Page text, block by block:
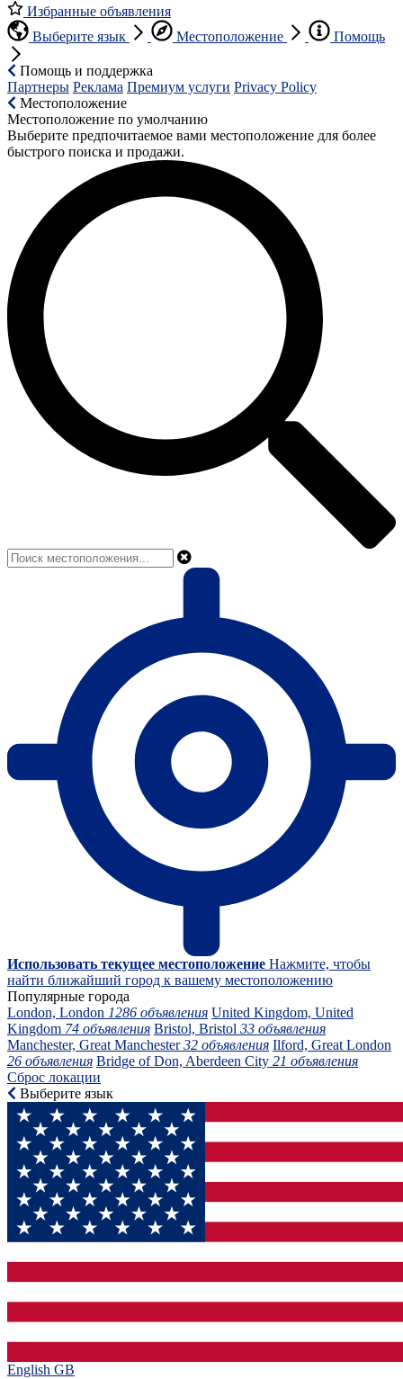
Избранные объявления
Выберите язык
Местоположение Помощь
Помощь и поддержка
Партнеры Реклама Премиум услуги Privacy Policy
Местоположение
Местоположение по умолчанию
Выберите предпочитаемое вами местоположение для более
быстрого поиска и продажи.
Использовать текущее местоположение Нажмите, чтобы
найти ближайший город к вашему местоположению
Популярные города
London, London 1286 объявления United Kingdom, United
Kingdom 74 объявления Bristol, Bristol 33 объявления
Manchester, Great Manchester32 объявления Ilford, Great London
26 объявления Bridge of Don, Aberdeen City 21 объявления
Сброс локации
Выберите язык
English GB‎